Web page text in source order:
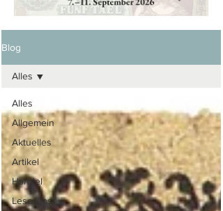
Blog
Alles
Allgemein
Aktuelles
Artikel
Handel
Leserpost
Alles